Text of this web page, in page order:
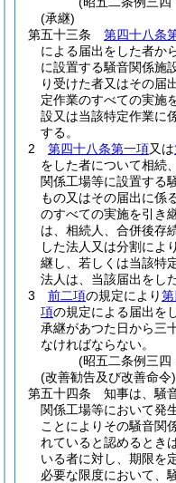
(承継)
第五十三条
第四十八条
による届出をした者か
に設置する騒音関係施
り受けた者又はその届
定作業のすべての実施
設又は当該特定作業に
する。
2
第四十八条第一項又は
をした者について相続
関係工場等に設置する
もの又はその届出に係
のすべての実施を引き
は、相続人、合併後存
した法人又は分割によ
継し、若しくは当該特
法人は、当該届出をし
3
前二項の規定により
項の規定による届出を
承継があつた日から三
なければならない。
(昭五二条例三四
(改善勧告及び改善命令)
第五十四条
知事は、騒
関係工場等において発
ことによりその騒音関
れていると認めるとき
いる者に対し、期限を
必要な限度において、